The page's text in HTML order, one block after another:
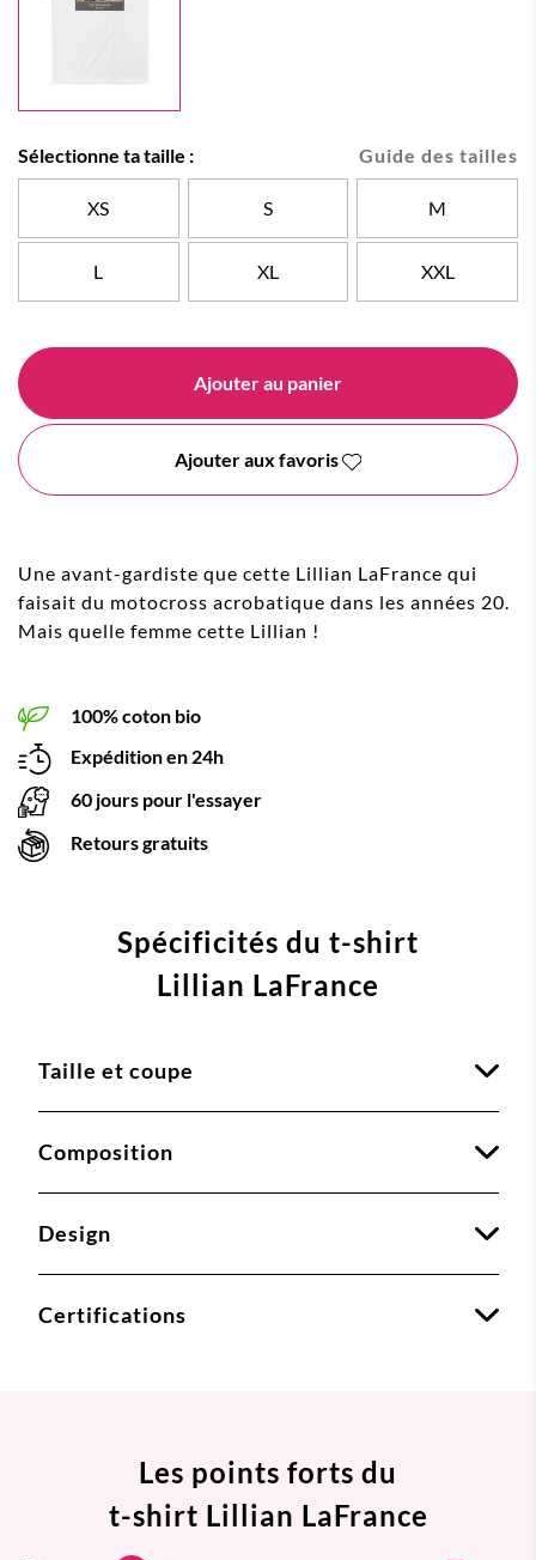
Guide des tailles
Sélectionne ta taille :
XS S M
L XL XXL
Ajouter au panier
Ajouter aux favoris
Une avant-gardiste que cette Lillian LaFrance qui
faisait du motocross acrobatique dans les années 20.
Mais quelle femme cette Lillian !
100% coton bio
Expédition en 24h
60 jours pour l'essayer
Retours gratuits
Spécificités du t-shirt
Lillian LaFrance
Taille et coupe
Composition
Design
Certifications
Les points forts du
t-shirt Lillian LaFrance